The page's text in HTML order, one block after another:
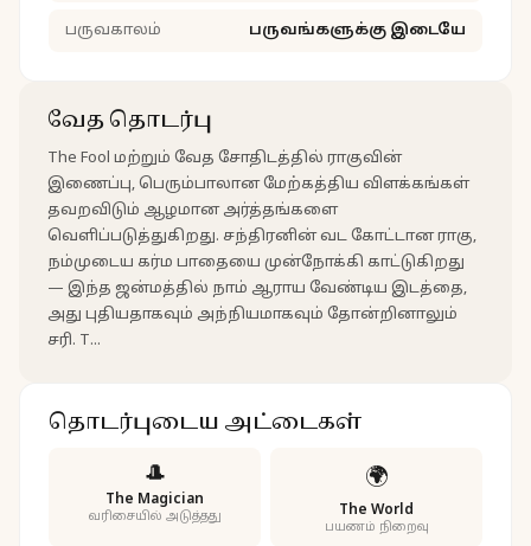
பருவகாலம் பருவங்களுக்கு இடையே
வேத தொடர்பு
The Fool மற்றும் வேத சோதிடத்தில் ராகுவின்
இணைப்பு, பெரும்பாலான மேற்கத்திய விளக்கங்கள்
தவறவிடும் ஆழமான அர்த்தங்களை
வெளிப்படுத்துகிறது. சந்திரனின் வட கோட்டான ராகு,
நம்முடைய கர்ம பாதையை முன்நோக்கி காட்டுகிறது
— இந்த ஜன்மத்தில் நாம் ஆராய வேண்டிய இடத்தை,
அது புதியதாகவும் அந்நியமாகவும் தோன்றினாலும்
சரி. T...
தொடர்புடைய அட்டைகள்
🎩
The Magician
வரிசையில் அடுத்தது
🌍
The World
பயணம் நிறைவு